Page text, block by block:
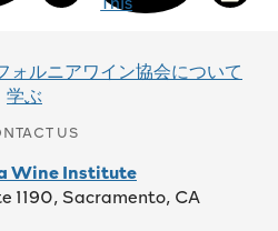
ォルニアワイン協会について
学ぶ
US
Wine Institute
1190, Sacramento, CA